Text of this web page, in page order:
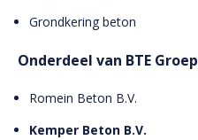
Grondkering beton
Onderdeel van BTE Groep
Romein Beton B.V.
Kemper Beton B.V.